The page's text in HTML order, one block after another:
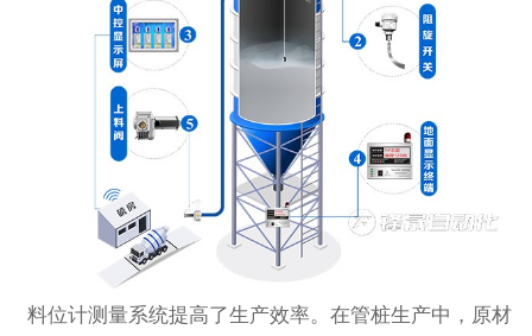
料位计测量系统提高了生产效率。在管桩生产中，原材